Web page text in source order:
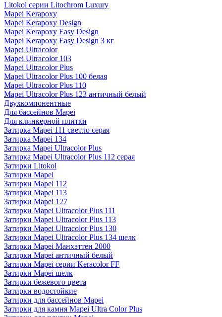
Litokol серии Litochrom Luxury
Mapei Kerapoxy
Mapei Kerapoxy Design
Mapei Kerapoxy Easy Design
Mapei Kerapoxy Easy Design 3 кг
Mapei Ultracolor
Mapei Ultracolor 103
Mapei Ultracolor Plus
Mapei Ultracolor Plus 100 белая
Mapei Ultracolor Plus 110
Mapei Ultracolor Plus 123 античный белый
Двухкомпонентные
Для бассейнов Mapei
Для клинкерной плитки
Затирка Mapei 111 светло серая
Затирка Mapei 134
Затирка Mapei Ultracolor Plus
Затирка Mapei Ultracolor Plus 112 серая
Затирки Litokol
Затирки Mapei
Затирки Mapei 112
Затирки Mapei 113
Затирки Mapei 127
Затирки Mapei Ultracolor Plus 111
Затирки Mapei Ultracolor Plus 113
Затирки Mapei Ultracolor Plus 130
Затирки Mapei Ultracolor Plus 134 шелк
Затирки Mapei Манхэттен 2000
Затирки Mapei античный белый
Затирки Mapei серии Keracolor FF
Затирки Mapei шелк
Затирки бежевого цвета
Затирки водостойкие
Затирки для бассейнов Mapei
Затирки для камня Mapei Ultra Color Plus